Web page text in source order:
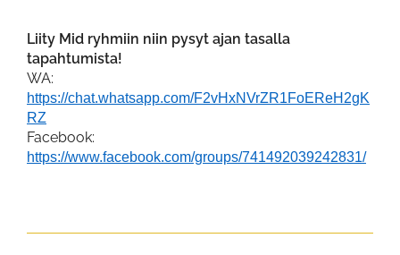
Liity Mid ryhmiin niin pysyt ajan tasalla
tapahtumista!
WA:
https://chat.whatsapp.com/F2vHxNVrZR1FoEReH2gK
RZ
Facebook:
https://www.facebook.com/groups/741492039242831/